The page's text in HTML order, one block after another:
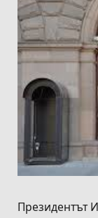
Президентът